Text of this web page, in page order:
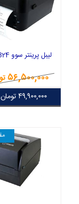
لیبل پرینتر سوو LK-B24
۵۶,۵۰۰,۰۰۰
۴۹,۹۰۰,۰۰۰تومان